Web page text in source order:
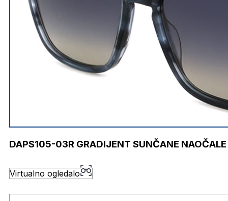
DAPS105-03R GRADIJENT SUNČANE
Virtualno ogledalo